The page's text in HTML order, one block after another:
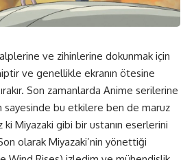
ve zihinlerine dokunmak için
ve genellikle ekranın ötesine
Son zamanlarda Anime serilerine
sayesinde bu etkilere ben de maruz
ki Miyazaki gibi bir ustanın eserlerini
olarak Miyazaki’nin yönettiği